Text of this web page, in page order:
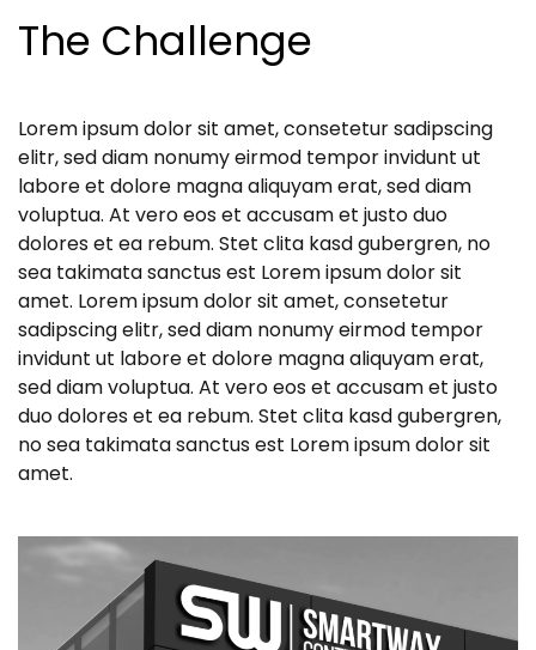
The Challenge
Lorem ipsum dolor sit amet, consetetur sadipscing
elitr, sed diam nonumy eirmod tempor invidunt ut
labore et dolore magna aliquyam erat, sed diam
voluptua. At vero eos et accusam et justo duo
dolores et ea rebum. Stet clita kasd gubergren, no
sea takimata sanctus est Lorem ipsum dolor sit
amet. Lorem ipsum dolor sit amet, consetetur
sadipscing elitr, sed diam nonumy eirmod tempor
invidunt ut labore et dolore magna aliquyam erat,
sed diam voluptua. At vero eos et accusam et justo
duo dolores et ea rebum. Stet clita kasd gubergren,
no sea takimata sanctus est Lorem ipsum dolor sit
amet.